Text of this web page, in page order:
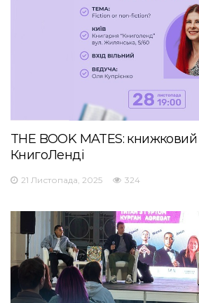
THE BOOK MATES:
КнигоЛенді
21 Листопада, 2025 324